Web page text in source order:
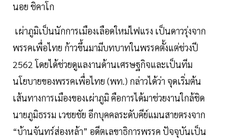
นอย ชิคาโก
เผ่าภูมิเป็นนักการเมืองเลือดใหม่ไฟแรง เป็นดาวรุ่งจาก
พรรคเพื่อไทย ก้าวขึ้นมามีบทบาทในพรรคตั้งแต่ช่วงปี
2562 โดยได้ช่วยดูแลงานด้านเศรษฐกิจและเป็นทีม
นโยบายของพรรคเพื่อไทย (พท.) กล่าวได้ว่า จุดเริ่มต้น
เส้นทางการเมืองของเผ่าภูมิ คือการได้มาช่วยงานใกล้ชิด
นายภูมิธรรม เวชยชัย อีกบุคคลระดับคีย์แมนสายตรงจาก
“บ้านจันทร์ส่องหล้า” อดีตเลขาธิการพรรค ปัจจุบันเป็น